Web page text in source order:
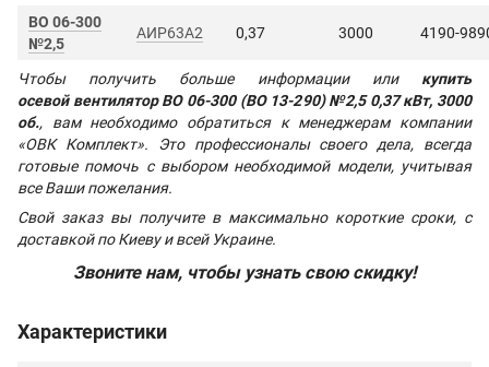
ВО 06-300
№2,5
АИР63А2 0,37 3000 4190-
Чтобы получить больше информации или купить
осевой вентилятор ВО 06-300 (ВО 13-290) №2,5 0,37 кВт, 3000
об., вам необходимо обратиться к менеджерам компании
«ОВК Комплект». Это профессионалы своего дела, всегда
готовые помочь с выбором необходимой модели, учитывая
все Ваши пожелания.
Свой заказ вы получите в максимально короткие сроки, с
доставкой по Киеву и всей Украине.
Звоните нам, чтобы узнать свою скидку!
Характеристики